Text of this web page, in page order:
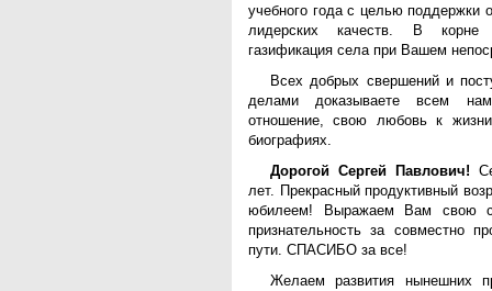
учебного года с целью поддержки
лидерских качеств. В корне
газификация села при Вашем
Всех добрых свершений и
делами доказываете всем
отношение, свою любовь к
биографиях.
Дорогой Сергей Павлович!
лет. Прекрасный продуктивный
юбилеем! Выражаем Вам свою
признательность за совместно
пути. СПАСИБО за все!
Желаем развития нынешних